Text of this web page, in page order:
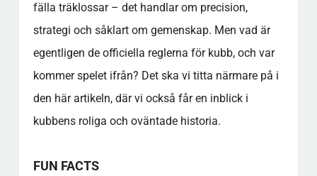
fälla träklossar – det handlar om precision,
strategi och såklart om gemenskap. Men vad är
egentligen de officiella reglerna för kubb, och var
kommer spelet ifrån? Det ska vi titta närmare på i
den här artikeln, där vi också får en inblick i
kubbens roliga och oväntade historia.
FUN FACTS